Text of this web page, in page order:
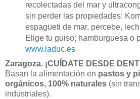
recolectadas del mar y
sin perder las propiedades:
espagueti de mar, percebe,
Elige tu guiso; hamburguesa o
www.laduc.es
Zaragoza. ¡CUÍDATE DESDE
Basan la alimentación en pastos y
orgánicos, 100% naturales (sin
industriales).